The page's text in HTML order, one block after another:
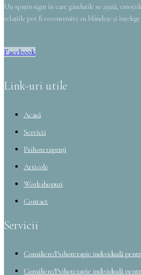
Un spațiu sigur în care gândurile se așază,
relațiile pot fi reconstruite cu blândețe și
Facebook
Link-uri utile
Acasă
Servicii
Psihoterapeuți
Articole
Workshopuri
Contact
Servicii
Consiliere/Psihoterapie individuală
Consiliere/Psihoterapie individuală